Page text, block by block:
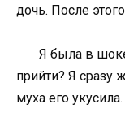
дочь. После
Я была в шоке.
прийти? Я сразу
муха его укусила.